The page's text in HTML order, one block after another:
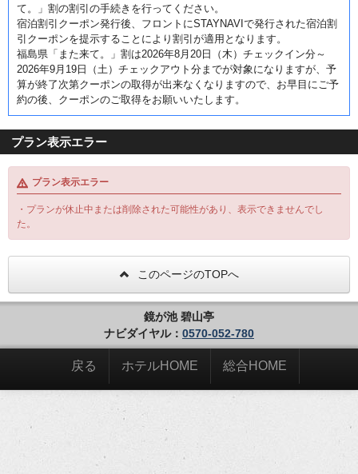
て。」割の割引の手続きを行ってください。
宿泊割引クーポン発行後、フロントにSTAYNAVIで発行された宿泊割
引クーポンを提示することにより割引が適用となります。
福島県「また来て。」割は2026年8月20日（木）チェックイン分～
2026年9月19日（土）チェックアウト分までが対象になりますが、予
算が終了次第クーポンの取得が出来なくなりますので、お早目にご予
約の後、クーポンのご取得をお願いいたします。
プラン表示エラー
プラン表示エラー
・プランが休止中または削除された可能性があり、表示できませんでし
た。
このページのTOPへ
鏡が池 碧山亭
ナビダイヤル： 0570-052-780
戻る ホテルHOME 総合HOME